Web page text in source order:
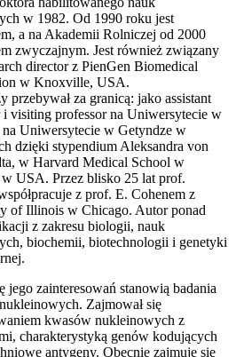
w 1982. Od 1990 roku jest
a na Akademii Rolniczej od 2000
zwyczajnym. Jest również związany
director z PienGen Biomedical
w Knoxville, USA.
przebywał za granicą: jako assistant
i visiting professor na Uniwersytecie w
Uniwersytecie w Getyndze w
dzięki stypendium Aleksandra von
w Harvard Medical School w
USA. Przez blisko 25 lat prof.
z prof. E. Cohenem z
of Illinois w Chicago. Autor ponad
z zakresu biologii, nauk
biochemii, biotechnologii i genetyki
jego zainteresowań stanowią badania
Zajmował się
kwasów nukleinowych z
charakterystyką genów kodujących
antygeny. Obecnie zajmuje się